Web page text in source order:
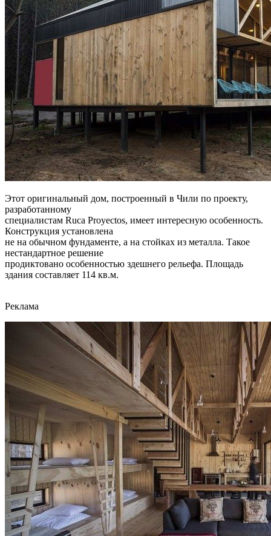
Этот оригинальный дом, построенный в Чили по проекту,
разработанному
специалистам Ruca Proyectos, имеет интересную особенность.
Конструкция установлена
не на обычном фундаменте, а на стойках из металла. Такое
нестандартное решение
продиктовано особенностью здешнего рельефа. Площадь
здания составляет 114 кв.м.
Реклама